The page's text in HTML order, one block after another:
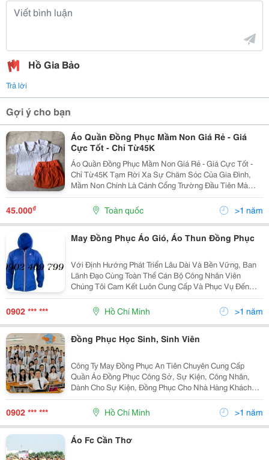
Hồ Gia Bảo
Trả lời
Gợi ý cho bạn
Áo Quần Đồng Phục Mầm Non Giá Rẻ - Giá
Cực Tốt - Chỉ Từ45K
Áo Quần Đồng Phục Mầm Non Giá Rẻ - Giá Cực Tốt -
Chỉ Từ45K Tạm Rời Xa Sự Chăm Sóc Của Gia Đình,
Mầm Non Chính Là Cánh Cổng Trường Đầu Tiên Mà
Các Bé Cần Bước Vào. Một Môi Trường Với Đủ Thứ Lạ
Lẫm Đã Khiến Không Ít Bé Cảm Thấy Sợ Hãi Trong Ngày
45.000₫ Toàn quốc >1 năm
May Đồng Phục Áo Gió, Áo Thun Đồng Phục
Với Định Hướng Phát Triển Lâu Dài Và Bền Vững, Ban
Lãnh Đạo Cùng Toàn Thể Cán Bộ Công Nhân Viên
Chúng Tôi Cam Kết Luôn Cung Cấp Và Phục Vụ Đến
Quý Khách Hàng Sản Phẩm Chất Lượng Cao, Mẫu Mã
Đa Dạng, Giá Cả Cạnh Tranh, Cung Ứng Kịp Thời Và
Chế Độ Hậu
0902 *** *** Hồ Chí Minh >1 năm
Đồng Phục Học Sinh, Sinh Viên
Công Ty May Đồng Phục An Tiên Chuyên Cung Cấp
Quần Áo Đồng Phục Công Sở, Sự Kiện, Công Nhân,
Dành Cho Sự Kiện, Đồng Phục Cho Nhà Hàng Khách
Sạn, Công Trường, Đồng Phục Bệnh Viện&Hellip;..Chi
Tiết Sản Phẩm Như: + Áo Thun(Cá Sấu, Cá Mập, Thun
0902 *** *** Hồ Chí Minh >1 năm
Áo Fc Cần Thơ